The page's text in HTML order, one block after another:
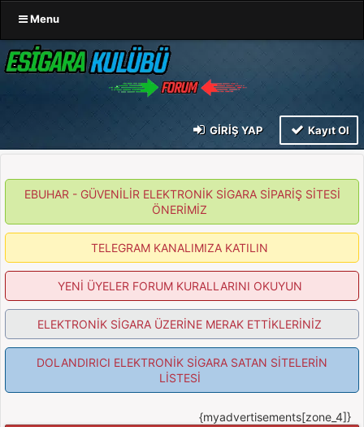
Menu
GIRIŞ YAP Kayıt Ol
EBUHAR - GÜVENİLİR ELEKTRONİK SİGARA SİPARİŞ SİTESİ
ÖNERİMİZ
TELEGRAM KANALIMIZA KATILIN
YENİ ÜYELER FORUM KURALLARINI OKUYUN
ELEKTRONİK SİGARA ÜZERİNE MERAK ETTİKLERİNİZ
DOLANDIRICI ELEKTRONİK SİGARA SATAN SİTELERİN
LİSTESİ
{myadvertisements[zone_4]}